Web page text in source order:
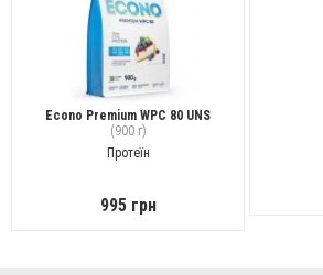
Econo Premium WPC 80 UNS
(900 г)
Протеїн
995 грн